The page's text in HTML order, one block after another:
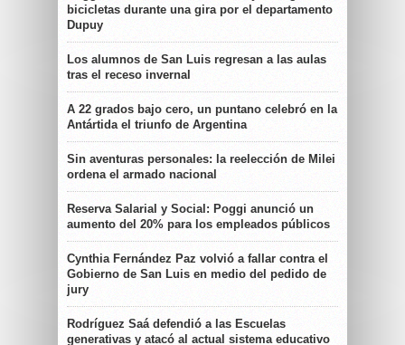
bicicletas durante una gira por el departamento
Dupuy
Los alumnos de San Luis regresan a las aulas
tras el receso invernal
A 22 grados bajo cero, un puntano celebró en la
Antártida el triunfo de Argentina
Sin aventuras personales: la reelección de Milei
ordena el armado nacional
Reserva Salarial y Social: Poggi anunció un
aumento del 20% para los empleados públicos
Cynthia Fernández Paz volvió a fallar contra el
Gobierno de San Luis en medio del pedido de
jury
Rodríguez Saá defendió a las Escuelas
generativas y atacó al actual sistema educativo